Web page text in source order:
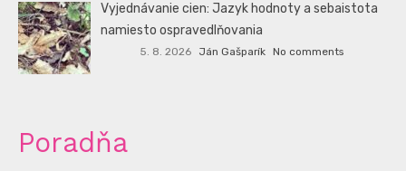
Vyjednávanie cien: Jazyk hodnoty a sebaistota
namiesto ospravedlňovania
5. 8. 2026 Ján Gašparík No comments
Poradňa